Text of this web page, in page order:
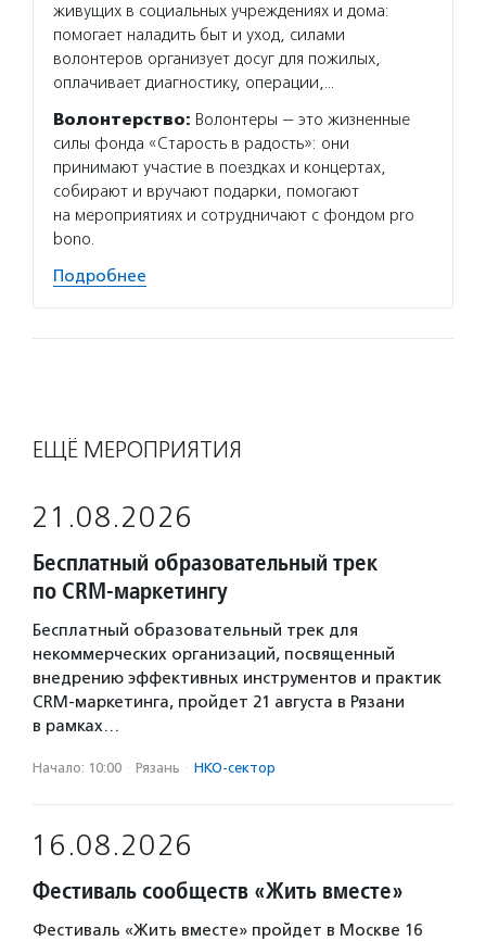
живущих в социальных учреждениях и дома:
помогает наладить быт и уход, силами
волонтеров организует досуг для пожилых,
оплачивает диагностику, операции,…
Волонтерство: Волонтеры — это жизненные
силы фонда «Старость в радость»: они
принимают участие в поездках и концертах,
собирают и вручают подарки, помогают
на мероприятиях и сотрудничают с фондом pro
bono.
Подробнее
ЕЩЁ МЕРОПРИЯТИЯ
21.08.2026
Бесплатный образовательный трек
по CRM-маркетингу
Бесплатный образовательный трек для
некоммерческих организаций, посвященный
внедрению эффективных инструментов и практик
CRM-маркетинга, пройдет 21 августа в Рязани
в рамках…
Начало: 10:00 · Рязань · НКО-сектор
16.08.2026
Фестиваль сообществ «Жить вместе»
Фестиваль «Жить вместе» пройдет в Москве 16